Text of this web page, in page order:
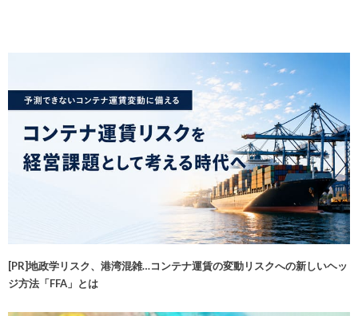
[PR]地政学リスク、港湾混雑…コンテナ運賃の変動リスクへの新しいヘッ
ジ方法「FFA」とは